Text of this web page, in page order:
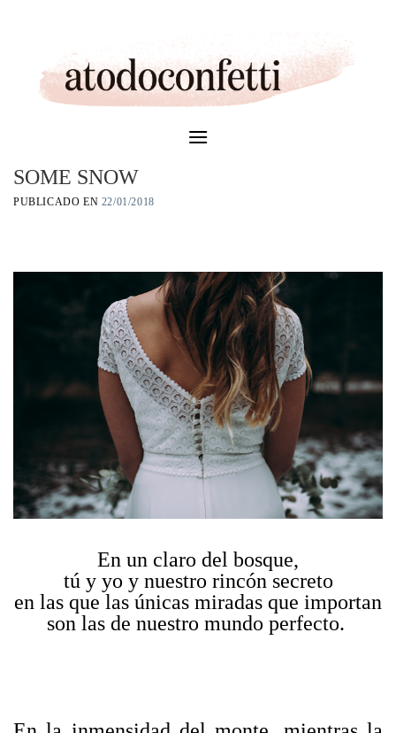
SOME SNOW
PUBLICADO EN 22/01/2018
En un claro del bosque,
tú y yo y nuestro rincón secreto
en las que las únicas miradas que importan
son las de nuestro mundo perfecto.